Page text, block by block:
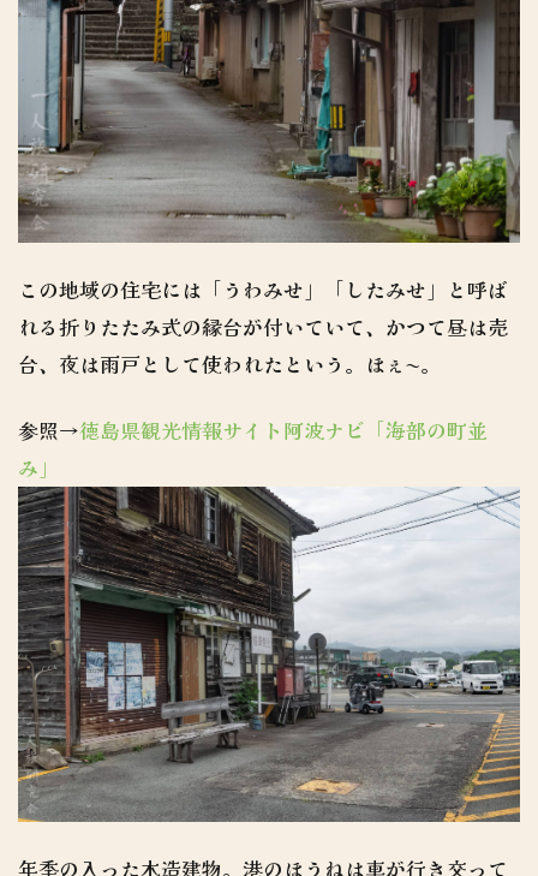
この地域の住宅には「うわみせ」「したみせ」と呼ば
れる折りたたみ式の縁台が付いていて、かつて昼は売
台、夜は雨戸として使われたという。ほぇ〜。
参照→徳島県観光情報サイト阿波ナビ「海部の町並
み」
年季の入った木造建物。港のほうねは車が行き交って